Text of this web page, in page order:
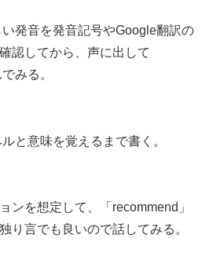
い発音を発音記号やGoogle翻訳の
認してから、声に出して
みる。
と意味を覚えるまで書く。
ンを想定して、「recommend」
り言でも良いので話してみる。